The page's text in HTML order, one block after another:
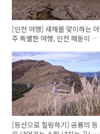
[인천 여행] 새해를 맞이하는 아
주 특별한 여행, 인천 해돋이 명
[등산으로 힐링하기] 공룡의 등